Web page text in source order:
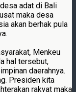
adat di Bali
maka desa
akan berhak pula
Menkeu
hal tersebut,
daerahnya.
Presiden kita
rakyat maka